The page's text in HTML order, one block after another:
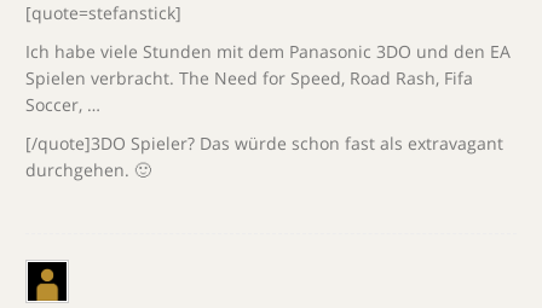
[quote=stefanstick]
Ich habe viele Stunden mit dem Panasonic 3DO und den EA
Spielen verbracht. The Need for Speed, Road Rash, Fifa
Soccer, …
[/quote]3DO Spieler? Das würde schon fast als extravagant
durchgehen. 🙂